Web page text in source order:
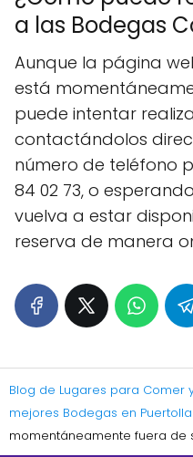
a las Bodegas
Aunque la página
está
puede intentar
contactándolos
número de teléfono
84 02 73, o
vuelva a estar
reserva de manera
Blog de Lugares para Comer
mejores Bodegas en
momentáneamente fuera de